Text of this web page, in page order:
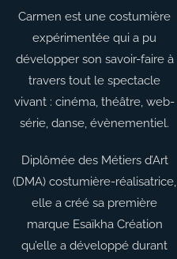
Carmen est une costumière
expérimentée qui a pu
développer son savoir-faire à
travers tout le spectacle
vivant : cinéma, théâtre, web-
série, danse, évènementiel.
Diplômée des Métiers d’Art
(DMA) costumière-réalisatrice,
elle a créé sa première
marque Esaïkha Création
qu’elle a développé durant